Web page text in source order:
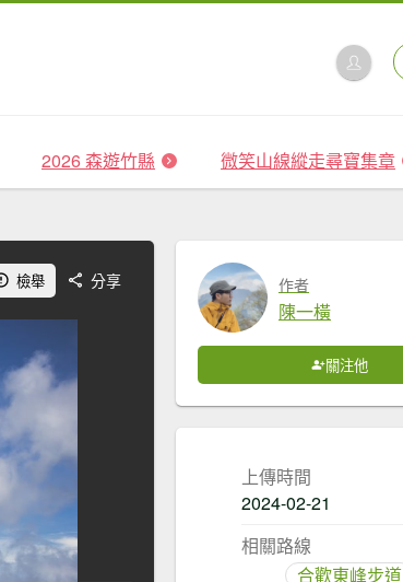
2026 森遊竹縣 微笑山線縱走尋寶集章
檢舉 分享 作者
陳一橫
關注他
上傳時間
2024-02-21
相關路線
合歡東峰步道